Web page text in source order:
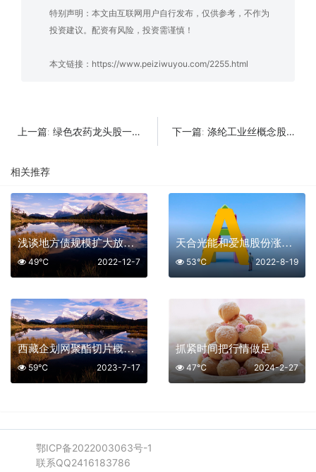
特别声明：本文由互联网用户自行发布，仅供参考，不作为
投资建议。配资有风险，投资需谨慎！
本文链接： https://www.peiziwuyou.com/2255.html
上一篇: 绿色农药龙头股一览及排名 下一篇: 涤纶工业丝概念股有那些
相关推荐
浅谈地方债规模扩大放水对经济的影响
2022-12-7
49℃
天合光能和爱旭股份涨多了吗
2022-8-19
53℃
西藏企划网聚酯切片概念股有那些
2023-7-17
59℃
抓紧时间把行情做足
2024-2-27
47℃
鄂ICP备2022003063号-1
联系QQ2416183786